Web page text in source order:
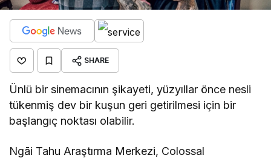
SHARE
Ünlü bir sinemacının şikayeti, yüzyıllar önce nesli
tükenmiş dev bir kuşun geri getirilmesi için bir
başlangıç noktası olabilir.
Ngāi Tahu Araştırma Merkezi, Colossal